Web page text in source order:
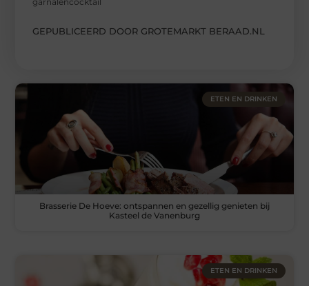
GEPUBLICEERD DOOR GROTEMARKT BERAAD.NL
ETEN EN DRINKEN
Brasserie De Hoeve: ontspannen en gezellig genieten bij
Kasteel de Vanenburg
ETEN EN DRINKEN